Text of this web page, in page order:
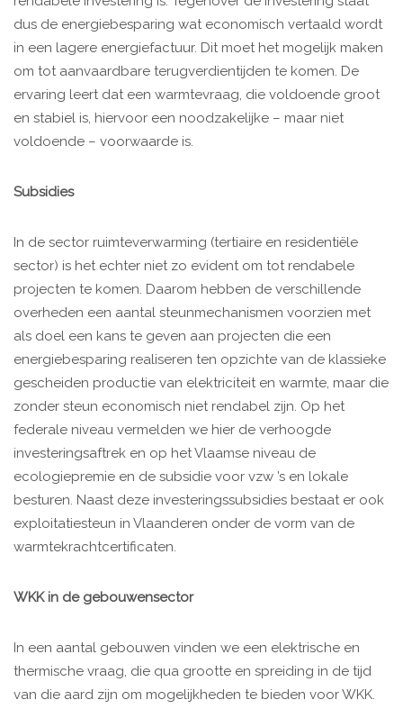
dus de energiebesparing wat economisch vertaald wordt
in een lagere energiefactuur. Dit moet het mogelijk maken
om tot aanvaardbare terugverdientijden te komen. De
ervaring leert dat een warmtevraag, die voldoende groot
en stabiel is, hiervoor een noodzakelijke – maar niet
voldoende – voorwaarde is.
Subsidies
In de sector ruimteverwarming (tertiaire en residentiële
sector) is het echter niet zo evident om tot rendabele
projecten te komen. Daarom hebben de verschillende
overheden een aantal steunmechanismen voorzien met
als doel een kans te geven aan projecten die een
energiebesparing realiseren ten opzichte van de klassieke
gescheiden productie van elektriciteit en warmte, maar die
zonder steun economisch niet rendabel zijn. Op het
federale niveau vermelden we hier de verhoogde
investeringsaftrek en op het Vlaamse niveau de
ecologiepremie en de subsidie voor vzw ’s en lokale
besturen. Naast deze investeringssubsidies bestaat er ook
exploitatiesteun in Vlaanderen onder de vorm van de
warmtekrachtcertificaten.
WKK in de gebouwensector
In een aantal gebouwen vinden we een elektrische en
thermische vraag, die qua grootte en spreiding in de tijd
van die aard zijn om mogelijkheden te bieden voor WKK.